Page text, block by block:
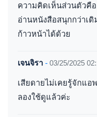
ความคิดเห็นส่วนตัวคือ
อ่านหนังสือสนุกกว่าเ
ก้าวหน้าได้ด้วย
เจนจิรา - 03/25/2025
เสียดายไม่เคยรู้จักแ
ลองใช้ดูแล้วค่ะ